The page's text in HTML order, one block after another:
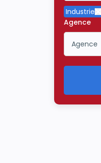
Industrie
Agence
Agence
Icône